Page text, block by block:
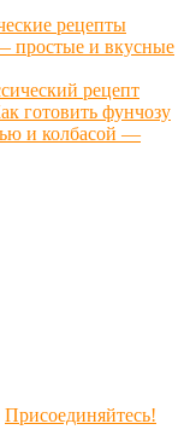
рецепты
простые и вкусные
рецепт
готовить фунчозу
и колбасой —
Присоединяйтесь!